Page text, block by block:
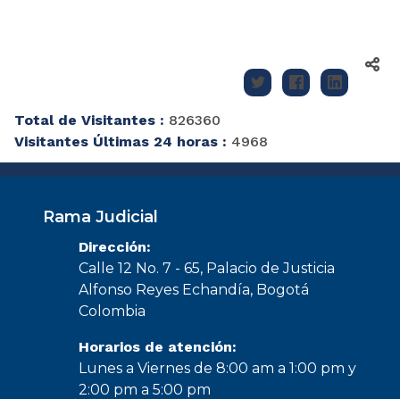
Total de Visitantes : 826360
Visitantes Últimas 24 horas : 4968
Rama Judicial
Dirección:
Calle 12 No. 7 - 65, Palacio de Justicia
Alfonso Reyes Echandía, Bogotá
Colombia
Horarios de atención:
Lunes a Viernes de 8:00 am a 1:00 pm y
2:00 pm a 5:00 pm